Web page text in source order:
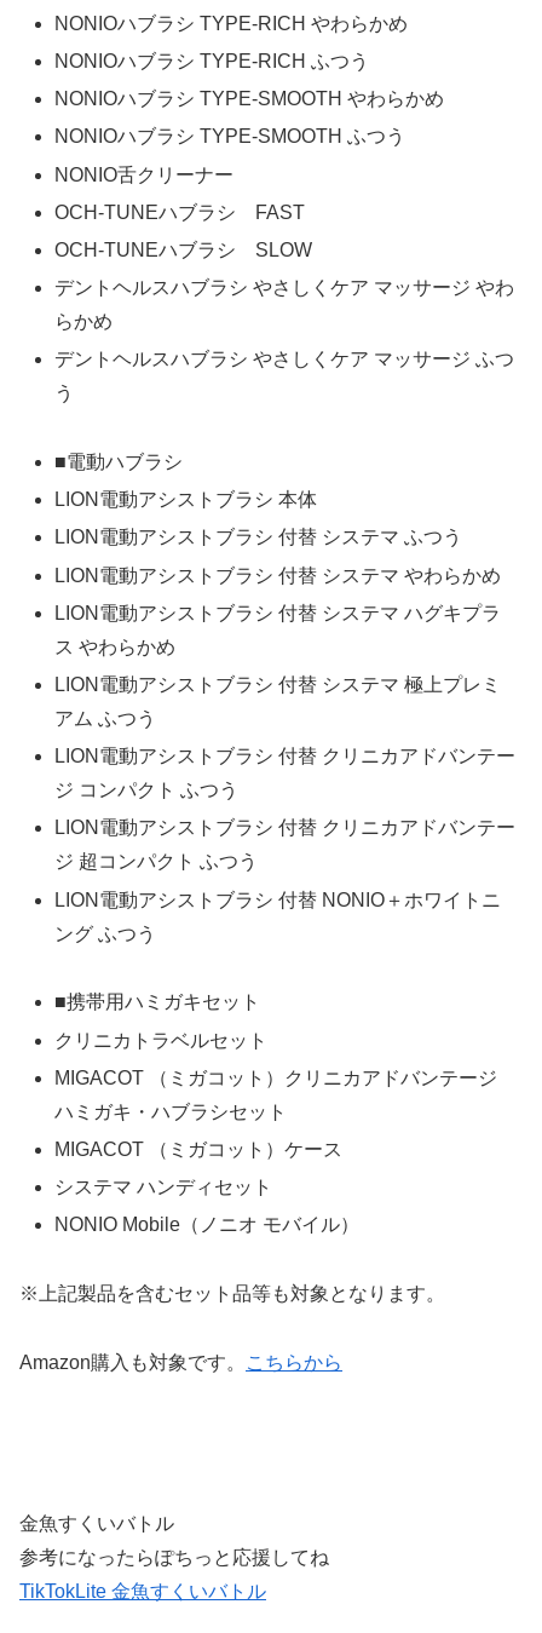
NONIOハブラシ TYPE-RICH やわらかめ
NONIOハブラシ TYPE-RICH ふつう
NONIOハブラシ TYPE-SMOOTH やわらかめ
NONIOハブラシ TYPE-SMOOTH ふつう
NONIO舌クリーナー
OCH-TUNEハブラシ FAST
OCH-TUNEハブラシ SLOW
デントヘルスハブラシ やさしくケア マッサージ やわ
らかめ
デントヘルスハブラシ やさしくケア マッサージ ふつ
う
■電動ハブラシ
LION電動アシストブラシ 本体
LION電動アシストブラシ 付替 システマ ふつう
LION電動アシストブラシ 付替 システマ やわらかめ
LION電動アシストブラシ 付替 システマ ハグキプラ
ス やわらかめ
LION電動アシストブラシ 付替 システマ 極上プレミ
アム ふつう
LION電動アシストブラシ 付替 クリニカアドバンテー
ジ コンパクト ふつう
LION電動アシストブラシ 付替 クリニカアドバンテー
ジ 超コンパクト ふつう
LION電動アシストブラシ 付替 NONIO＋ホワイトニ
ング ふつう
■携帯用ハミガキセット
クリニカトラベルセット
MIGACOT （ミガコット）クリニカアドバンテージ
ハミガキ・ハブラシセット
MIGACOT （ミガコット）ケース
システマ ハンディセット
NONIO Mobile（ノニオ モバイル）
※上記製品を含むセット品等も対象となります。
Amazon購入も対象です。 こちらから
金魚すくいバトル
参考になったらぽちっと応援してね
TikTokLite 金魚すくいバトル